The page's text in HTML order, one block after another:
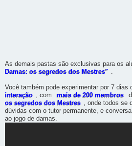
As demais pastas são exclusivas para os
Damas: os segredos dos Mestres" .
Você também pode experimentar por 7 dias
interação , com mais de 200 membros
os segredos dos Mestres , onde todos se
dúvidas com o tutor permanente, e
ao jogo de damas.